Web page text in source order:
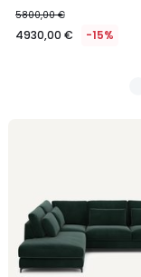
5800,00 €
4930,00 € -15%